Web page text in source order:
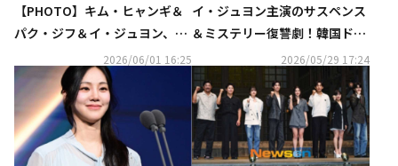
【PHOTO】キム・ヒャンギ＆
パク・ジフ＆イ・ジュヨン、ア
ニメ映画「巡礼者たちはなぜ帰
らない」記者懇談会に出席
2026/06/01 16:25
イ・ジュヨン主演のサスペンス
＆ミステリー復讐劇！韓国ドラ
マ『断罪』がU-NEXTで独占配
信開始
2026/05/29 17:24